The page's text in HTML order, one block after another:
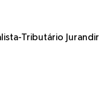
Tributário Jurandir